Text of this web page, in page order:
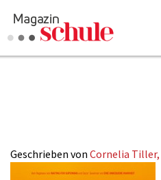
Mediadaten
Kontakt
Anmelden
Geschrieben von Cornelia Tiller,